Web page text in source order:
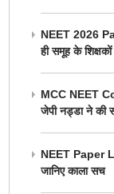
NEET 2026
ही समूह के
MCC NEET
जेपी नड्डा ने की
NEET Paper
जानिए काला सच